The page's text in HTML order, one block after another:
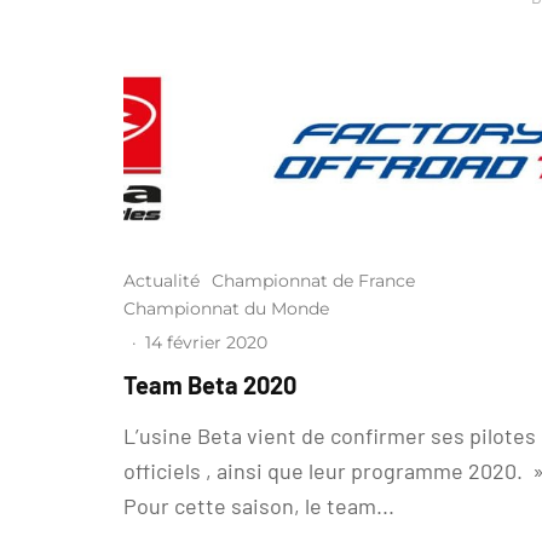
Actualité Championnat de France
Championnat du Monde
· 14 février 2020
Team Beta 2020
L’usine Beta vient de confirmer ses pilotes
officiels , ainsi que leur programme 2020.
Pour cette saison, le team...